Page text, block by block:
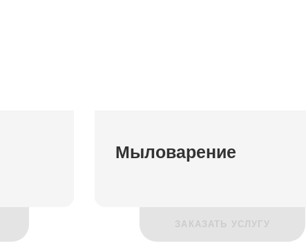
Мыловарение
ЗАКАЗАТЬ УСЛУГУ